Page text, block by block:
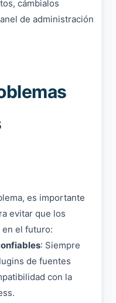
cámbialos
de administración
es importante
evitar que los
el futuro:
: Siempre
de fuentes
con la